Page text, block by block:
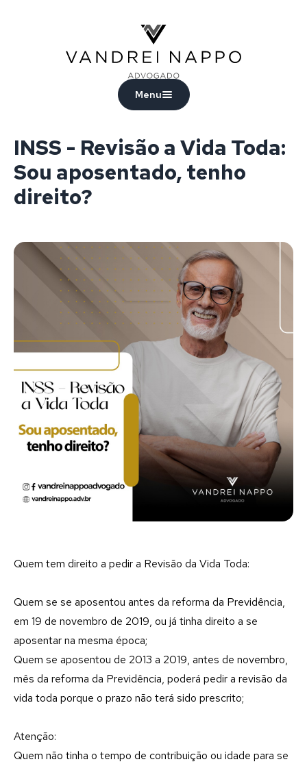
Menu
INSS - Revisão a Vida Toda:
Sou aposentado, tenho
direito?
Quem tem direito a pedir a Revisão da Vida Toda:
Quem se se aposentou antes da reforma da Previdência,
em 19 de novembro de 2019, ou já tinha direito a se
aposentar na mesma época;
Quem se aposentou de 2013 a 2019, antes de novembro,
mês da reforma da Previdência, poderá pedir a revisão da
vida toda porque o prazo não terá sido prescrito;
Atenção:
Quem não tinha o tempo de contribuição ou idade para se